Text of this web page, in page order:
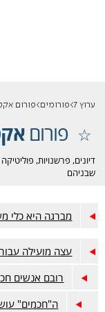
ערוץ 7 פורומים פורום
פורום
דיונים, פרשנויות,
שבניהם
מברגה היא כלי
עצה מועילה
רובם אנשים
ה"חכמים"